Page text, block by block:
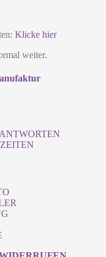
Klicke hier
weiter.